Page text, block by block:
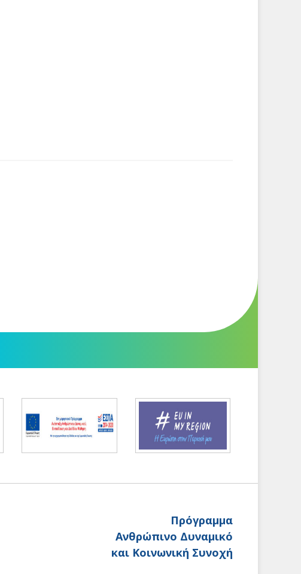
Πρόγραμμα
Ανθρώπινο Δυναμικό
και Κοινωνική Συνοχή